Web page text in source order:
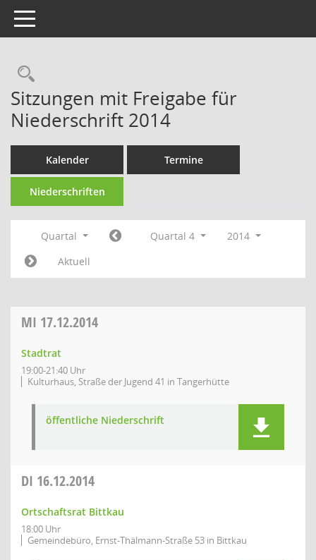
Toggle navigation
Rechercheauswahl
Sitzungen mit Freigabe für
Niederschrift 2014
Kalender Termine
Niederschriften
Quartal Quartal 4
2014
Aktuell
MI 17.12.2014
Stadtrat
19:00-21:40 Uhr
Kulturhaus, Straße der Jugend 41 in Tangerhütte
öffentliche Niederschrift
DI 16.12.2014
Ortschaftsrat Bittkau
18:00 Uhr
Gemeindebüro, Ernst-Thälmann-Straße 53 in Bittkau